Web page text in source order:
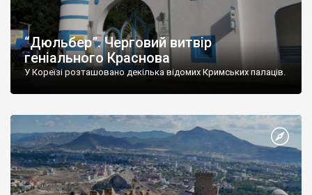
“Дюльбер”. Черговий витвір
геніального Краснова
У Кореїзі розташовано декілька відомих Кримських палаців.